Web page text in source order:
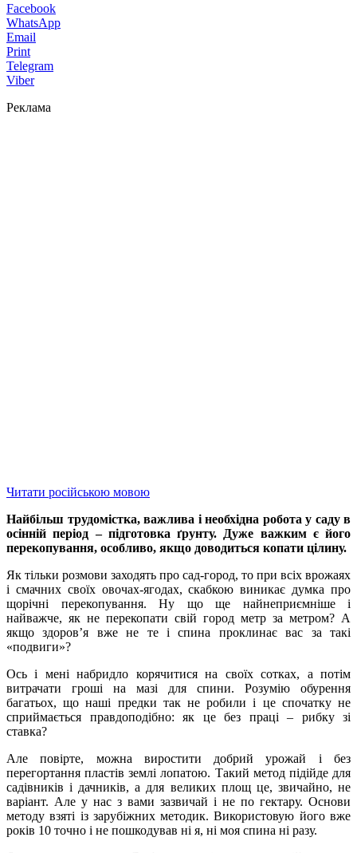
Facebook
WhatsApp
Email
Print
Telegram
Viber
Реклама
Читати російською мовою
Найбільш трудомістка, важлива і необхідна робота у саду в
осінній період – підготовка ґрунту. Дуже важким є його
перекопування, особливо, якщо доводиться копати цілину.
Як тільки розмови заходять про сад-город, то при всіх врожаях
і смачних своїх овочах-ягодах, скабкою виникає думка про
щорічні перекопування. Ну що ще найнеприємніше і
найважче, як не перекопати свій город метр за метром? А
якщо здоров’я вже не те і спина проклинає вас за такі
«подвиги»?
Ось і мені набридло корячитися на своїх сотках, а потім
витрачати гроші на мазі для спини. Розумію обурення
багатьох, що наші предки так не робили і це спочатку не
сприймається правдоподібно: як це без праці – рибку зі
ставка?
Але повірте, можна виростити добрий урожай і без
перегортання пластів землі лопатою. Такий метод підійде для
садівників і дачників, а для великих площ це, звичайно, не
варіант. Але у нас з вами зазвичай і не по гектару. Основи
методу взяті із зарубіжних методик. Використовую його вже
років 10 точно і не пошкодував ні я, ні моя спина ні разу.